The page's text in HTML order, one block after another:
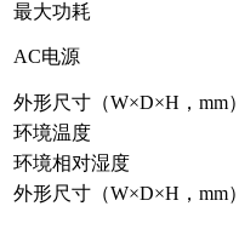
最大功耗
AC电源
外形尺寸（W×D×H，mm）
环境温度
环境相对湿度
外形尺寸（W×D×H，mm）